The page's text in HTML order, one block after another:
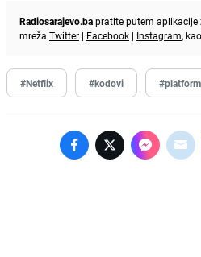
Radiosarajevo.bapratite putem aplikacije
mreža Twitter | Facebook | Instagram,
#Netflix #kodovi